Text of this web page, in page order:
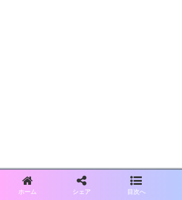
ホーム シェア 目次へ